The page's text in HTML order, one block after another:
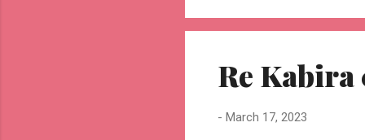
o--
Re Kabira
- March 17, 2023